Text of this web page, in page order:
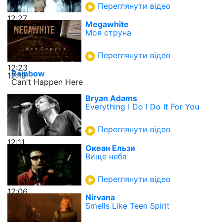
12:27
Переглянути відео
12:23
Megawhite
Моя струна
Переглянути відео
12:19
Rainbow
Can't Happen Here
12:11
Bryan Adams
Everything I Do I Do It For You
Переглянути відео
12:06
Океан Ельзи
Вище неба
Переглянути відео
Nirvana
Smells Like Teen Spirit